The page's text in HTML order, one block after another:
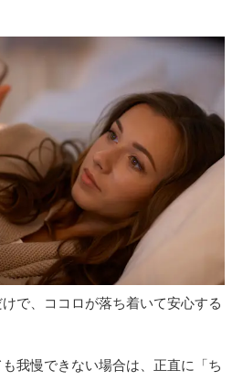
で、ココロが落ち着いて安心する
我慢できない場合は、正直に「ち